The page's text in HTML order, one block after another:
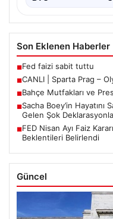
Son Eklenen Haberler
■Fed faizi sabit tuttu
■CANLI | Sparta Prag –
■Bahçe Mutfakları ve
■Sacha Boey’in
Gelen Şok
■FED Nisan Ayı Faiz
Beklentileri Belirlendi
Güncel